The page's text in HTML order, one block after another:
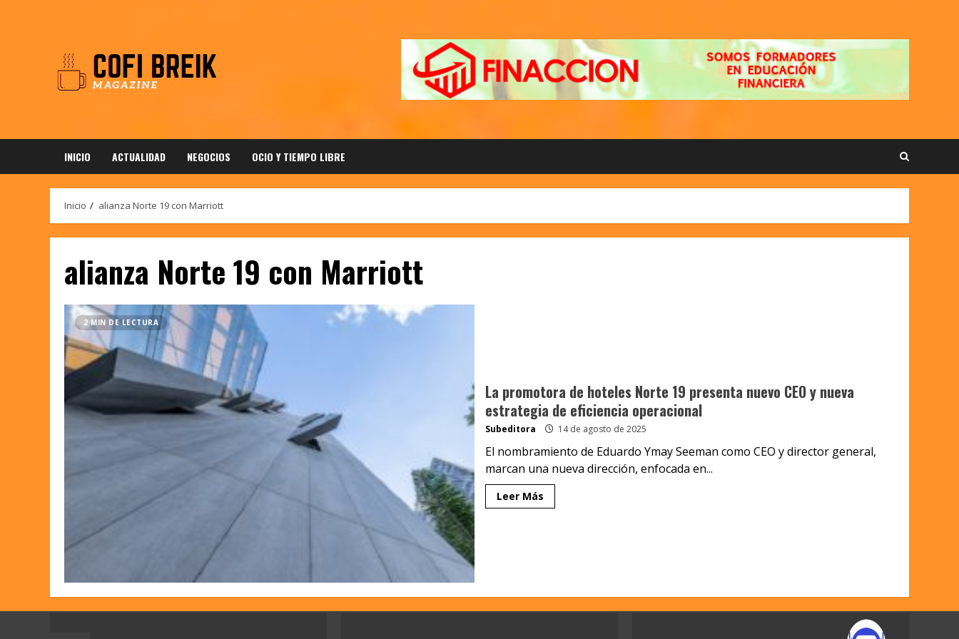
INICIO ACTUALIDAD NEGOCIOS OCIO Y TIEMPO LIBRE
Inicio alianza Norte 19 con Marriott
alianza Norte 19 con Marriott
2 MIN DE LECTURA
La promotora de hoteles Norte 19 presenta nuevo CEO y nueva
estrategia de eficiencia operacional
Subeditora 14 de agosto de 2025
El nombramiento de Eduardo Ymay Seeman como CEO y director general,
marcan una nueva dirección, enfocada en...
Leer Más